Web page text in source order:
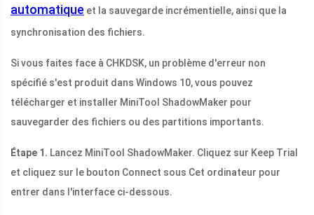
automatique et la sauvegarde incrémentielle, ainsi que la
synchronisation des fichiers.
Si vous faites face à CHKDSK, un problème d'erreur non
spécifié s'est produit dans Windows 10, vous pouvez
télécharger et installer MiniTool ShadowMaker pour
sauvegarder des fichiers ou des partitions importants.
Étape 1. Lancez MiniTool ShadowMaker. Cliquez sur Keep Trial
et cliquez sur le bouton Connect sous Cet ordinateur pour
entrer dans l'interface ci-dessous.